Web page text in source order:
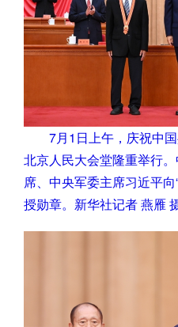
7月1日上午，庆祝中
北京人民大会堂隆重举行
席、中央军委主席习近平
授勋章。新华社记者 燕雁